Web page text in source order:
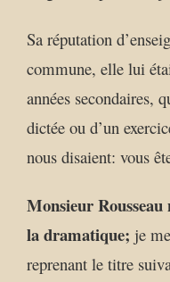
Sa réputation
commune, elle lui
années secondaires,
dictée ou d’un
nous disaient: vous
Monsieur Rousseau
la dramatique; je
reprenant le titre